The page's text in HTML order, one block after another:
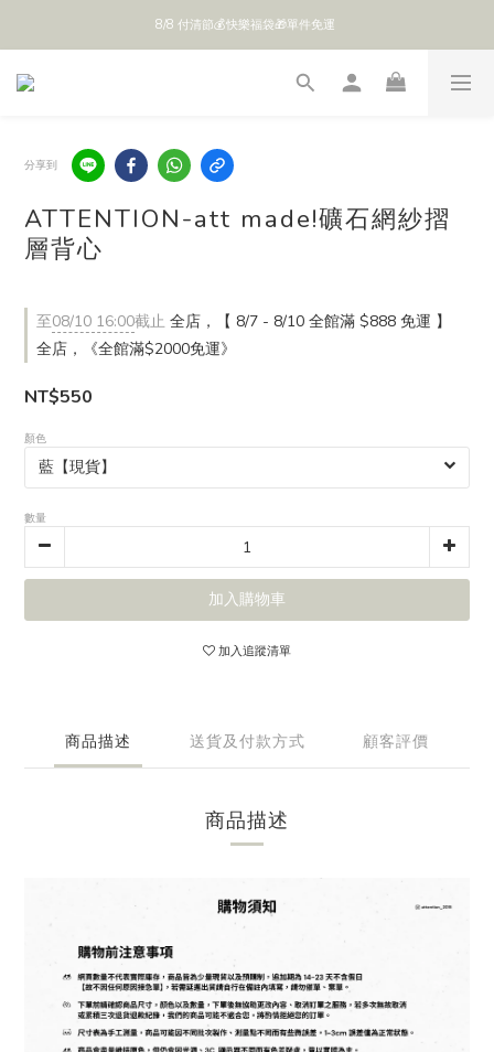
全館 $888 免運
8/8 付清節💰快樂福袋🎁單件免運
分享到
ATTENTION-att made!礦石網紗摺
層背心
至08/10 16:00截止 全店，【 8/7 - 8/10 全館滿 $888 免運 】
全店，《全館滿$2000免運》
NT$550
顏色
數量
加入購物車
加入追蹤清單
商品描述 送貨及付款方式 顧客評價
商品描述